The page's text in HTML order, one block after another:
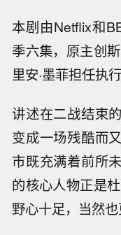
本剧由Netflix和
季六集，原主创
里安·墨菲担任执
讲述在二战结束
变成一场残酷而
市既充满着前所
的核心人物正是
野心十足，当然也